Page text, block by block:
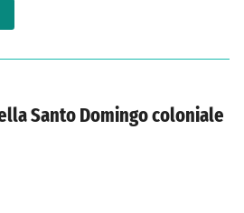
Santo Domingo coloniale